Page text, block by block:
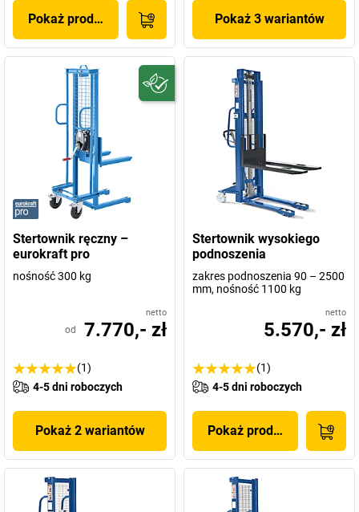
Pokaż produkt Pokaż 3 wariantów
Stertownik ręczny –
eurokraft pro
nośność 300 kg
netto
od 7.770,- zł
(1)
4-5 dni roboczych
Pokaż 2 wariantów
Stertownik wysokiego
podnoszenia
zakres podnoszenia 90 – 2500
mm, nośność 1100 kg
netto
5.570,- zł
(1)
4-5 dni roboczych
Pokaż produkt